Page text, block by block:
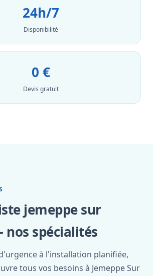
24h/7
Disponibilité
0 €
Devis gratuit
jemeppe sur
spécialités
à l'installation planifiée,
tous vos besoins à Jemeppe Sur